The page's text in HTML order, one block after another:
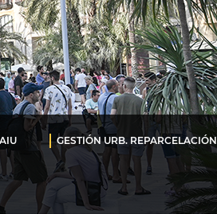
GESTIÓN URB. REPARCELACIÓN